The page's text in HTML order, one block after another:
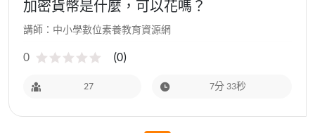
加密貨幣是什麼，可以花嗎？
講師：中小學數位素養教育資源網
0 (0)
27 7分 33秒